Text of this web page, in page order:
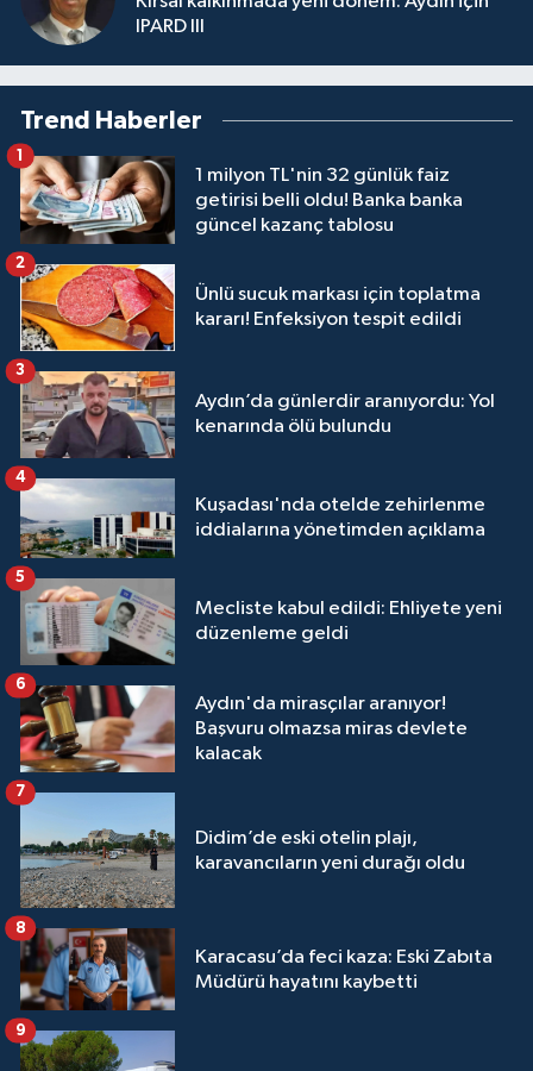
IPARD III
Trend Haberler
1 milyon TL'nin 32 günlük faiz
getirisi belli oldu! Banka banka
güncel kazanç tablosu
1
Ünlü sucuk markası için toplatma
kararı! Enfeksiyon tespit edildi
2
Aydın’da günlerdir aranıyordu: Yol
kenarında ölü bulundu
3
Kuşadası'nda otelde zehirlenme
iddialarına yönetimden açıklama
4
Mecliste kabul edildi: Ehliyete yeni
düzenleme geldi
5
Aydın'da mirasçılar aranıyor!
Başvuru olmazsa miras devlete
kalacak
6
Didim’de eski otelin plajı,
karavancıların yeni durağı oldu
7
Karacasu’da feci kaza: Eski Zabıta
Müdürü hayatını kaybetti
8
9